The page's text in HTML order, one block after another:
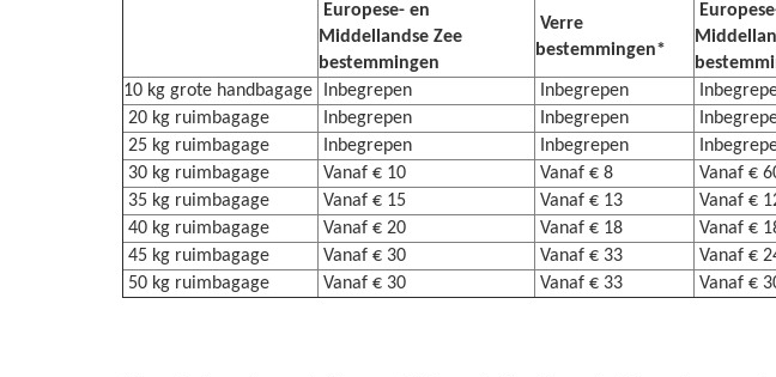
Europese- en
Middellandse Zee
bestemmingen
Verre
bestemmingen*
10 kg grote handbagage Inbegrepen Inbegrepen
20 kg ruimbagage
Inbegrepen Inbegrepen
25 kg ruimbagage
Inbegrepen Inbegrepen
30 kg ruimbagage
Vanaf € 10 Vanaf € 8 Vanaf €
35 kg ruimbagage
Vanaf € 15 Vanaf € 13 Vanaf €
40 kg ruimbagage
Vanaf € 20 Vanaf € 18 Vanaf €
45 kg ruimbagage
Vanaf € 30 Vanaf € 33 Vanaf €
50 kg ruimbagage
Vanaf € 30 Vanaf € 33 Vanaf €